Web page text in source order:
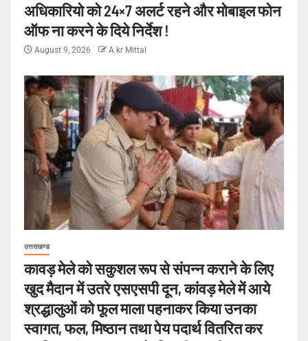
अधिकारियो को 24×7 अलर्ट रहने और मोबाइल फोन
ऑफ ना करने के दिये निर्देश !
August 9, 2026 A kr Mittal
उत्तराखण्ड
कावड़ मेले को सकुशल रूप से संपन्न कराने के लिए
खुद मैदान में उतरे एसएसपी दून, कांवड़ मेले में आये
श्रद्धालुओं को फूल माला पहनाकर किया उनका
स्वागत, फल, मिष्ठान तथा पेय पदार्थ वितरित कर